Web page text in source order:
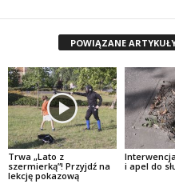
POWIĄZANE
Trwa „Lato z
szermierką”! Przyjdź na
lekcję pokazową
i apel do